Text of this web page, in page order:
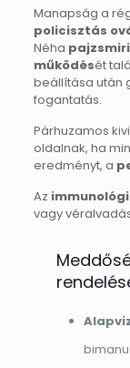
Manapság a
policisztás
Néha
működését
beállítása után
fogantatás.
Párhuzamos
oldalnak, ha
eredményt, a
Az
vagy